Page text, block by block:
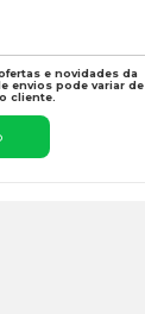
e novidades da
envios pode variar de
cliente.